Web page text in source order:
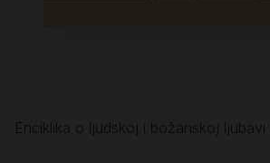
Enciklika o ljudskoj i božanskoj